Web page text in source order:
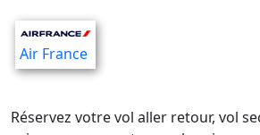
Air France
Réservez votre vol aller retour, vol